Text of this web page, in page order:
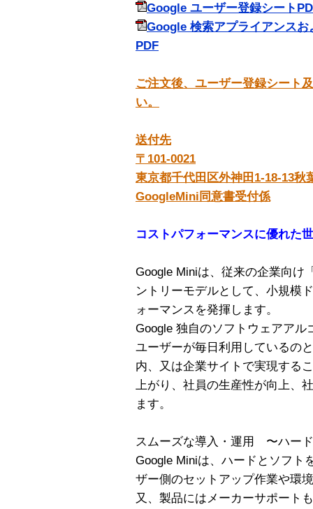
Google ユーザー登録シート
Google 検索アプライアンス
PDF
ご注文後、ユーザー登録シート
い。
送付先
〒101-0021
東京都千代田区外神田1-18-13秋
GoogleMini同意書受付係
コストパフォーマンスに優れた
Google Miniは、従来の企業向け
ントリーモデルとして、小規模
ォーマンスを発揮します。
Google 独自のソフトウェアアル
ユーザーが毎日利用しているの
内、又は企業サイトで実現する
上がり、社員の生産性が向上、
ます。
スムーズな導入・運用 〜ハー
Google Miniは、ハードとソフト
ザー側のセットアップ作業や環
又、製品にはメーカーサポート